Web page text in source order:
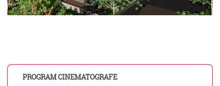
PROGRAM CINEMATOGRAFE